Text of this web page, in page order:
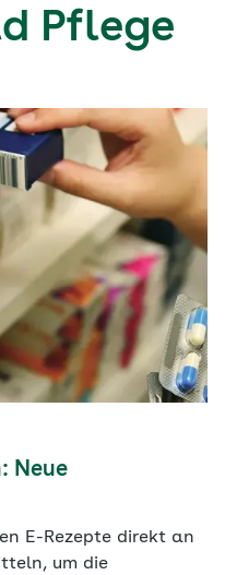
Pflege
Neue
E-Rezepte direkt an
um die